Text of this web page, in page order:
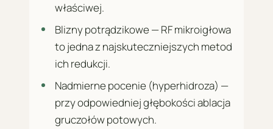
właściwej.
Blizny potrądzikowe — RF mikroigłowa
to jedna z najskuteczniejszych metod
ich redukcji.
Nadmierne pocenie (hyperhidroza) —
przy odpowiedniej głębokości ablacja
gruczołów potowych.